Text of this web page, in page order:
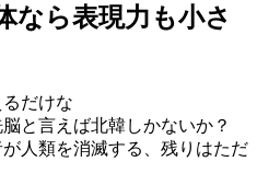
なら表現力も小さ
だけな
と言えば北韓しかないか？
人類を消滅する、残りはただ